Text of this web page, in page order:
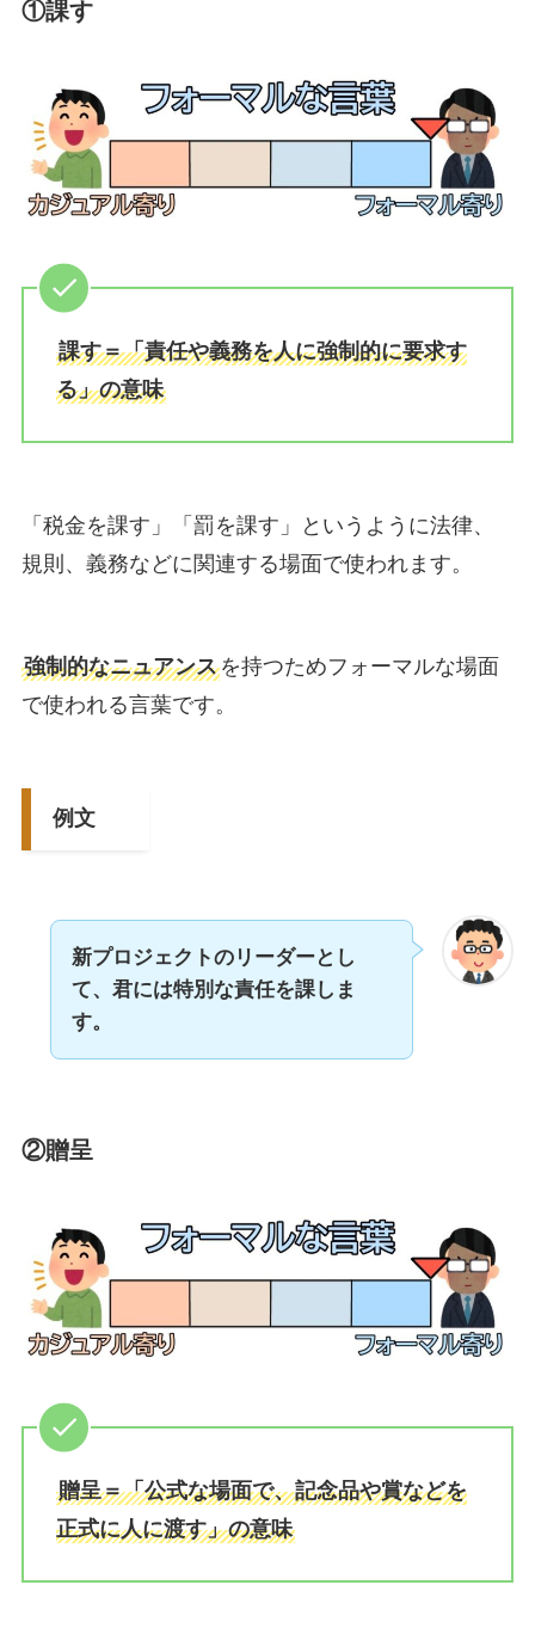
①課す
課す＝「責任や義務を人に強制的に要求す
る」の意味
「税金を課す」「罰を課す」というように法律、
規則、義務などに関連する場面で使われます。
強制的なニュアンスを持つためフォーマルな場面
で使われる言葉です。
例文
新プロジェクトのリーダーとし
て、君には特別な責任を課しま
す。
②贈呈
贈呈＝「公式な場面で、記念品や賞などを
正式に人に渡す」の意味